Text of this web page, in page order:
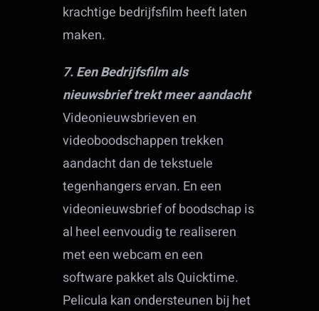
krachtige bedrijfsfilm heeft laten
maken.
7. Een Bedrijfsfilm als
nieuwsbrief trekt meer aandacht
Videonieuwsbrieven en
videoboodschappen trekken
aandacht dan de tekstuele
tegenhangers ervan. En een
videonieuwsbrief of boodschap is
al heel eenvoudig te realiseren
met een webcam en een
software pakket als Quicktime.
Pelicula kan ondersteunen bij het